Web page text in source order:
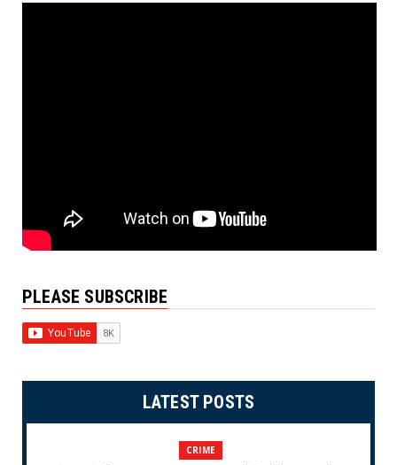
PLEASE SUBSCRIBE
LATEST POSTS
CRIME